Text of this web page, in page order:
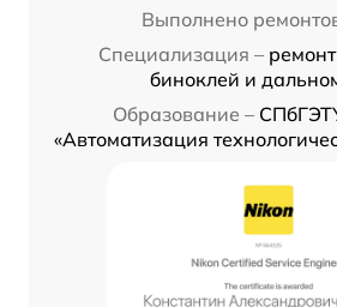
Выполнено
Специализация –
биноклей и
Образование –
«Автоматизация